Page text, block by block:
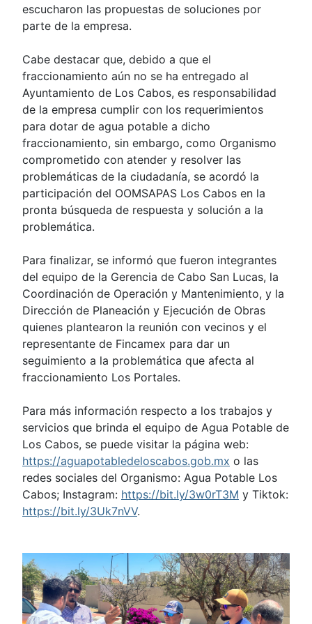
escucharon las propuestas de soluciones por
parte de la empresa.
Cabe destacar que, debido a que el
fraccionamiento aún no se ha entregado al
Ayuntamiento de Los Cabos, es responsabilidad
de la empresa cumplir con los requerimientos
para dotar de agua potable a dicho
fraccionamiento, sin embargo, como Organismo
comprometido con atender y resolver las
problemáticas de la ciudadanía, se acordó la
participación del OOMSAPAS Los Cabos en la
pronta búsqueda de respuesta y solución a la
problemática.
Para finalizar, se informó que fueron integrantes
del equipo de la Gerencia de Cabo San Lucas, la
Coordinación de Operación y Mantenimiento, y la
Dirección de Planeación y Ejecución de Obras
quienes plantearon la reunión con vecinos y el
representante de Fincamex para dar un
seguimiento a la problemática que afecta al
fraccionamiento Los Portales.
Para más información respecto a los trabajos y
servicios que brinda el equipo de Agua Potable de
Los Cabos, se puede visitar la página web:
https://aguapotabledeloscabos.gob.mx o las
redes sociales del Organismo: Agua Potable Los
Cabos; Instagram: https://bit.ly/3w0rT3M y Tiktok:
https://bit.ly/3Uk7nVV.